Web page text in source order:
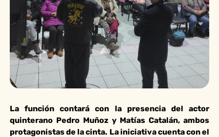
La función contará con la presencia del actor
quinterano Pedro Muñoz y Matías Catalán, ambos
protagonistas de la cinta. La iniciativa cuenta con el